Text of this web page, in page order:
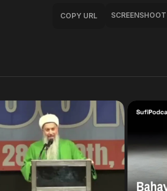
COPY URL SCREENSHOOT